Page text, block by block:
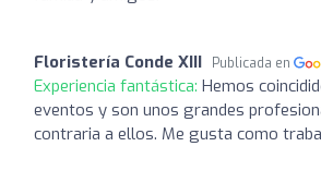
Floristería Conde XIII Publicada en
Experiencia fantástica: Hemos
eventos y son unos grandes
contraria a ellos. Me gusta como